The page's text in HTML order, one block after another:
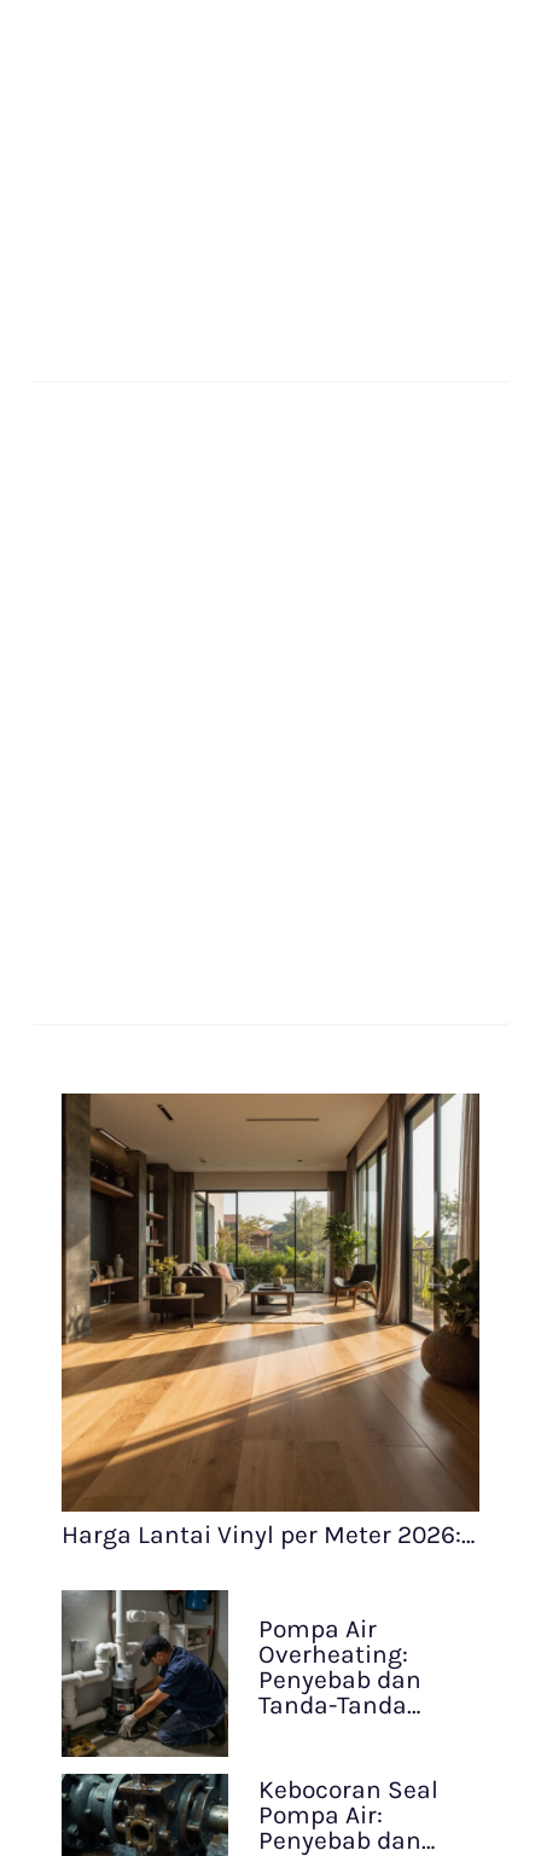
Harga Lantai Vinyl per Meter 2026:…
Pompa Air
Overheating:
Penyebab dan
Tanda-Tanda…
Kebocoran Seal
Pompa Air:
Penyebab dan…